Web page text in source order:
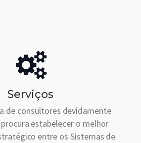
Serviços
de consultores devidamente
estabelecer o melhor
entre os Sistemas de